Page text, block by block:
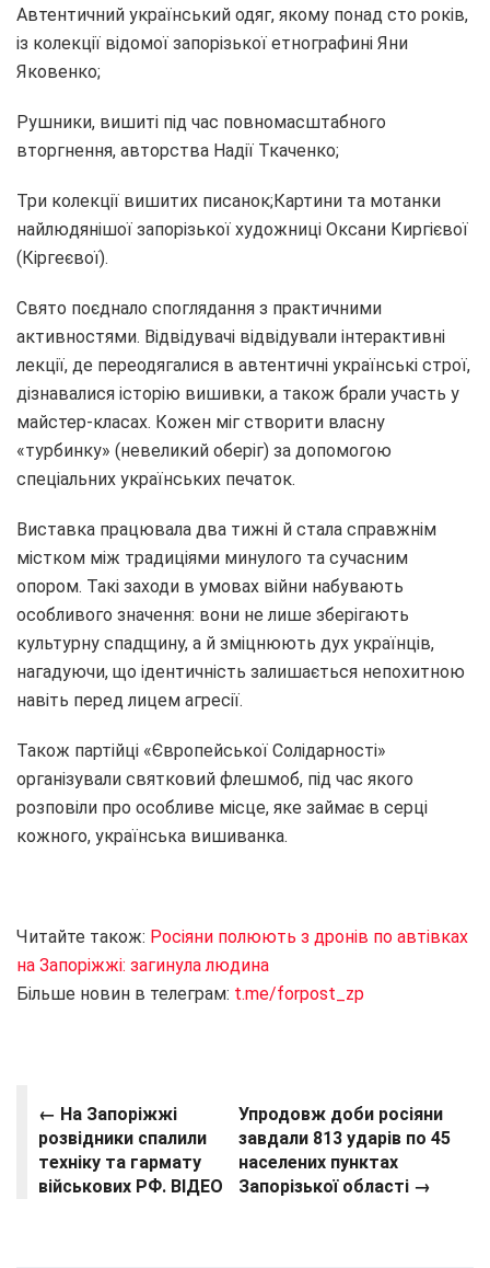
Автентичний український одяг, якому понад сто років,
із колекції відомої запорізької етнографині Яни
Яковенко;
Рушники, вишиті під час повномасштабного
вторгнення, авторства Надії Ткаченко;
Три колекції вишитих писанок;Картини та мотанки
найлюдянішої запорізької художниці Оксани Киргієвої
(Кіргеєвої).
Свято поєднало споглядання з практичними
активностями. Відвідувачі відвідували інтерактивні
лекції, де переодягалися в автентичні українські строї,
дізнавалися історію вишивки, а також брали участь у
майстер-класах. Кожен міг створити власну
«турбинку» (невеликий оберіг) за допомогою
спеціальних українських печаток.
Виставка працювала два тижні й стала справжнім
містком між традиціями минулого та сучасним
опором. Такі заходи в умовах війни набувають
особливого значення: вони не лише зберігають
культурну спадщину, а й зміцнюють дух українців,
нагадуючи, що ідентичність залишається непохитною
навіть перед лицем агресії.
Також партійці «Європейської Солідарності»
організували святковий флешмоб, під час якого
розповіли про особливе місце, яке займає в серці
кожного, українська вишиванка.
Читайте також: Росіяни полюють з дронів по автівках
на Запоріжжі: загинула людина
Більше новин в телеграм: t.me/forpost_zp
← На Запоріжжі
розвідники спалили
техніку та гармату
військових РФ. ВІДЕО
Упродовж доби росіяни
завдали 813 ударів по 45
населених пунктах
Запорізької області →